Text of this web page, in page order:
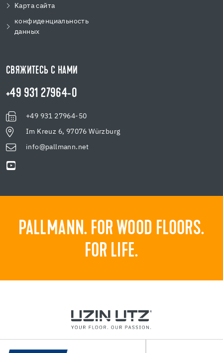
Kарта сайта
конфиденциальность
данных
СВЯЖИТЕСЬ С НАМИ
+49 931 27964-0
+49 931 27964-50
Im Kreuz 6, 97076 Würzburg
info@pallmann.net
PALLMANN. FOR WOOD FLOORS.
FOR LIFE.